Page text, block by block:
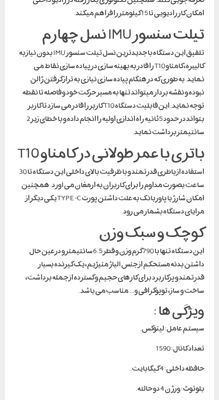
امکان کار رادیویی تا 15 کیلومتر را فراهم میکند.
تیلت سنسور IMU نسل چهارم
تلفیق این دستگاه با جدیدترین نسل تیلت سنسور IMU بدون نیاز به
کالیبره، کامناو T10 را قادر به بهینه سازی در پیاده سازی نقاط می
نماید. به طوری که در هنگام پیاده سازی نیازی به تراز گرفتن ژالن
نبوده و نقشه بردار میتواند تنها به مسیر حرکت خود و فاصله تا نقطه
توجه نماید. این قابلیت دستگاه T10 کاربر را قادر می سازد تا کاربر
بتواند در حدود 5ثانیه راه اندازی اولیه را انجام داده و با خطای زیر 2
سانتیمتر برداشت نماید.
باتری با عمر طولانی در کامناو T10
استفاده از باطری قدرتمند و با ظرفیت بالای داخلی این دستگاه تا 30
ساعت بصورت مداوم را برای کاربران به ارمغان می آورد. همچنین
امکان شارژ با پاوربانک به علت داشتن پورت TYPE -C یکی دیگر از
مزایای دستگاه بشمار می رود.
کوچک و سبک وزن
این دستگاه تنها با 790گرم وزن و قطر 6.5سانتیمتر و درعین حال
داشتن بدنه مستحکم از جنس آلیاژ منیژیم، یک گیرنده بسیار
قدرتمند و پرکاربرد برای کارهای حجیم و گسترده از جمله برداشت،
ساخت و ساز، توپوگرافی و… مناسب می باشد.
ویژگی ها :
سیستم عامل: لینوکس.
تعداد کانال: 1590
حافظه داخلی: 4 گیگابایت.
بلوتوث: ورژن 4 دو حالته.